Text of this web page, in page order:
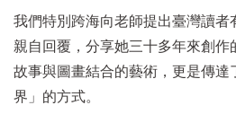
我們特別跨海向老師提出臺灣讀者
親自回覆，分享她三十多年來創作
故事與圖畫結合的藝術，更是傳達
界」的方式。